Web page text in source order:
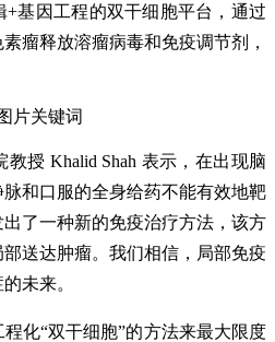
基因工程的双干细胞平台，通过
瘤释放溶瘤病毒和免疫调节剂，
授 Khalid Shah 表示，在出现脑
和口服的全身给药不能有效地靶
了一种新的免疫治疗方法，该方
送达肿瘤。我们相信，局部免疫
未来。
化“双干细胞”的方法来最大限度